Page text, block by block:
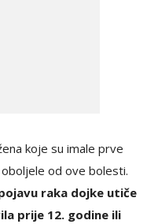
koje su imale prve
od ove bolesti.
raka dojke utiče
prije 12. godine ili